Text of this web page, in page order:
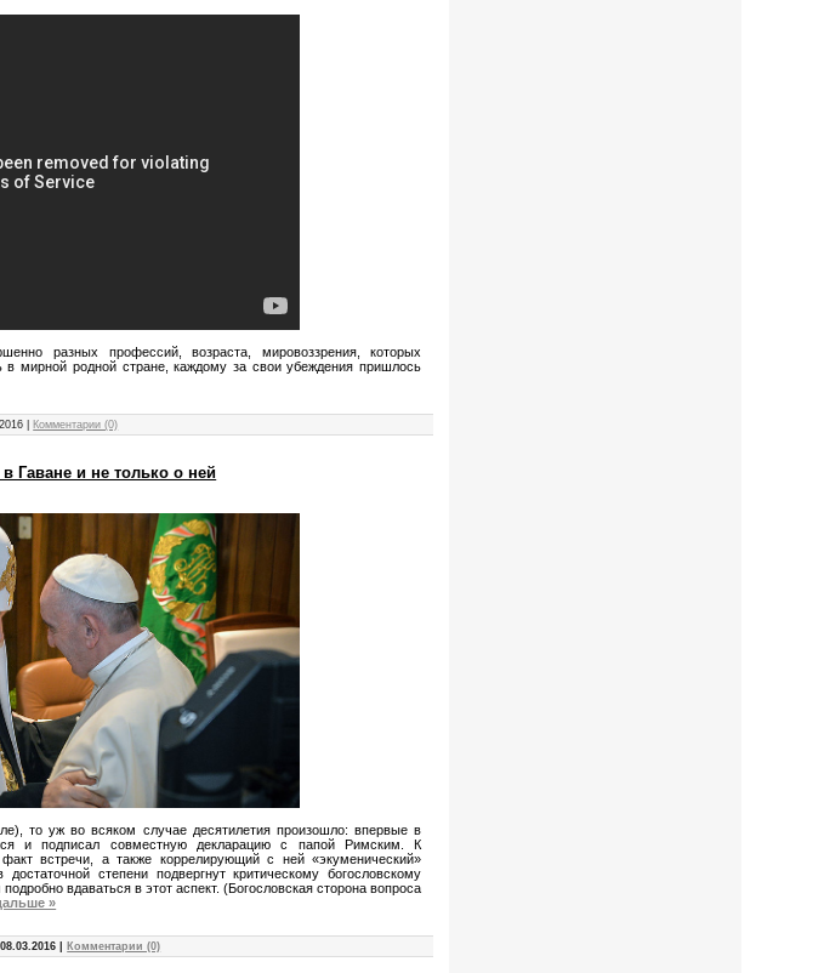
разных профессий, возраста, мировоззрения, которых
мирной родной стране, каждому за свои убеждения пришлось
Комментарии (0)
Гаване и не только о ней
то уж во всяком случае десятилетия произошло: впервые в
и подписал совместную декларацию с папой Римским. К
встречи, а также коррелирующий с ней «экуменический»
степени подвергнут критическому богословскому
вдаваться в этот аспект. (Богословская сторона вопроса
»
08.03.2016 Комментарии (0)